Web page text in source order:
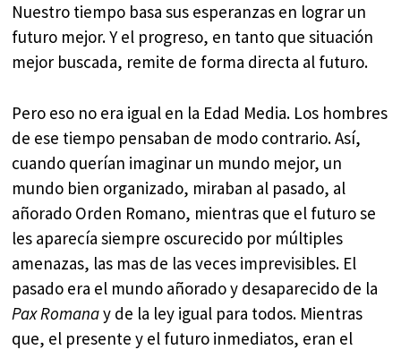
Nuestro tiempo basa sus esperanzas en lograr un
futuro mejor. Y el progreso, en tanto que situación
mejor buscada, remite de forma directa al futuro.
Pero eso no era igual en la Edad Media. Los hombres
de ese tiempo pensaban de modo contrario. Así,
cuando querían imaginar un mundo mejor, un
mundo bien organizado, miraban al pasado, al
añorado Orden Romano, mientras que el futuro se
les aparecía siempre oscurecido por múltiples
amenazas, las mas de las veces imprevisibles. El
pasado era el mundo añorado y desaparecido de la
Pax Romanay de la ley igual para todos. Mientras
que, el presente y el futuro inmediatos, eran el